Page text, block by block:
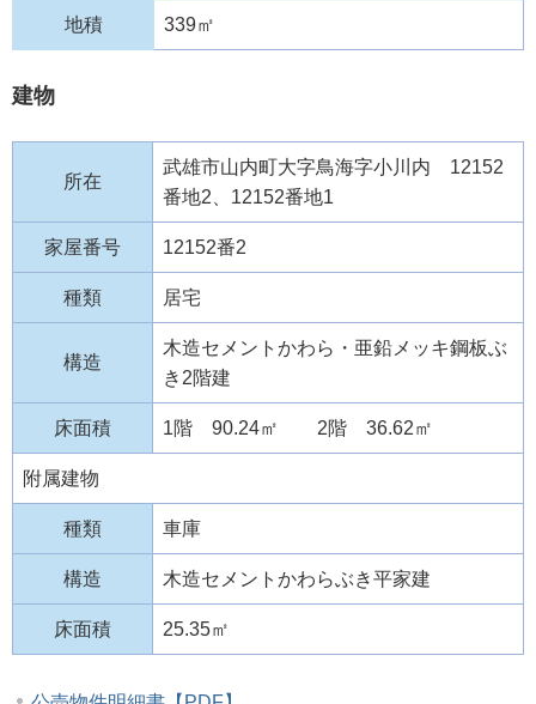
地積 339㎡
建物
所在
武雄市山内町大字鳥海字小川内 12152
番地2、12152番地1
家屋番号 12152番2
種類 居宅
構造
木造セメントかわら・亜鉛メッキ鋼板ぶ
き2階建
床面積 1階 90.24㎡ 2階 36.62㎡
附属建物
種類 車庫
構造 木造セメントかわらぶき平家建
床面積 25.35㎡